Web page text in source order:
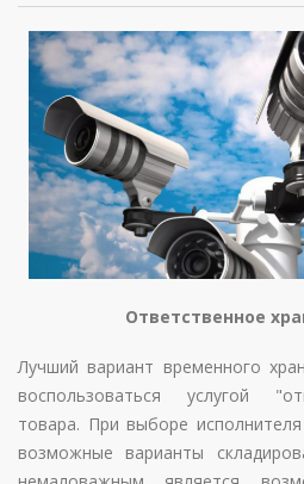
Ответственное
Лучший вариант временного
воспользоваться услугой
товара. При выборе
возможные варианты